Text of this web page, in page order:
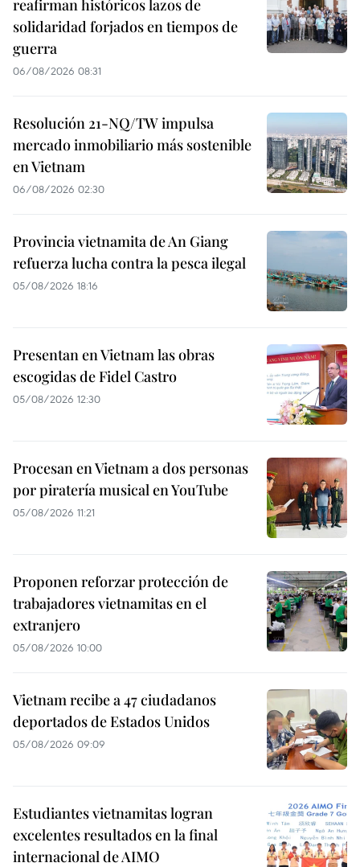
reafirman históricos lazos de
solidaridad forjados en tiempos de
guerra
06/08/2026 08:31
Resolución 21-NQ/TW impulsa
mercado inmobiliario más sostenible
en Vietnam
06/08/2026 02:30
Provincia vietnamita de An Giang
refuerza lucha contra la pesca ilegal
05/08/2026 18:16
Presentan en Vietnam las obras
escogidas de Fidel Castro
05/08/2026 12:30
Procesan en Vietnam a dos personas
por piratería musical en YouTube
05/08/2026 11:21
Proponen reforzar protección de
trabajadores vietnamitas en el
extranjero
05/08/2026 10:00
Vietnam recibe a 47 ciudadanos
deportados de Estados Unidos
05/08/2026 09:09
Estudiantes vietnamitas logran
excelentes resultados en la final
internacional de AIMO